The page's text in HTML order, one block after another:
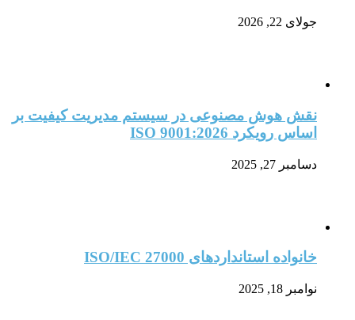
جولای 22, 2026
نقش هوش مصنوعی در سیستم مدیریت کیفیت بر
اساس رویکرد ISO 9001:2026
دسامبر 27, 2025
خانواده استانداردهای ISO/IEC 27000
نوامبر 18, 2025